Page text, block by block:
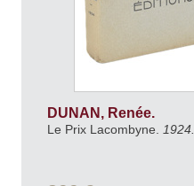
DUNAN, Renée.
Le Prix Lacombyne. 1924.